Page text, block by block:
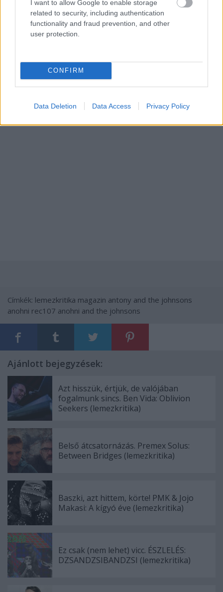
I want to allow Google to enable storage
related to security, including authentication
functionality and fraud prevention, and other
user protection.
CONFIRM
Data Deletion Data Access Privacy Policy
Címkék: lemezkritika magazin antony and the johnsons
anohni rec107 anohni and the johnsons
Ajánlott bejegyzések:
Azt hisszük, értjük, de valójában
fogalmunk sincs. Ben Vida: Oblivion
Seekers (lemezkritika)
Belső átcsatornázás. Premex Solus:
Between Bridges (lemezkritika)
Baszki, azt hittem, körte! PMK & Jojo
Makasi: A kígyó éve (lemezkritika)
Ez csak (nem lehet) vicc. ÉSZLELÉS:
DZSANDZSIBANDZSI (lemezkritika)